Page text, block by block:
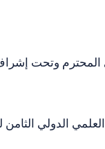
المحترم وتحت
الدولي الثامن